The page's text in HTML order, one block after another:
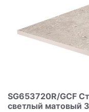
SG653720R/GCF
светлый матовый